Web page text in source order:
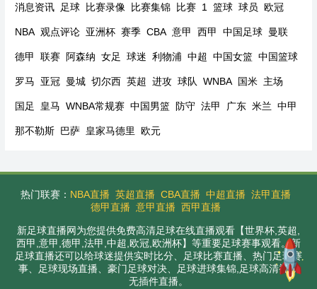
消息资讯 足球 比赛录像 比赛集锦 比赛 1 篮球 球员 欧冠
NBA 观点评论 亚洲杯 赛季 CBA 意甲 西甲 中国足球 曼联
德甲 联赛 阿森纳 女足 球迷 利物浦 中超 中国女篮 中国篮球
罗马 亚冠 曼城 切尔西 英超 进攻 球队 WNBA 国米 主场
国足 皇马 WNBA常规赛 中国男篮 防守 法甲 广东 米兰 中甲
那不勒斯 巴萨 皇家马德里 欧元
热门联赛： NBA直播 英超直播 CBA直播 中超直播 法甲直播
德甲直播 意甲直播 西甲直播
新足球直播网为您提供免费高清足球在线直播观看【世界杯,英超,
西甲,意甲,德甲,法甲,中超,欧冠,欧洲杯】等重要足球赛事观看。新
足球直播还可以给球迷提供实时比分、足球比赛直播、热门足球赛
事、足球现场直播、豪门足球对决、足球进球集锦,足球高清视频
无插件直播。